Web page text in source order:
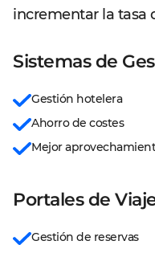
incrementar la tasa
Sistemas de
Gestión hotelera
Ahorro de costes
Mejor
Portales de
Gestión de reservas